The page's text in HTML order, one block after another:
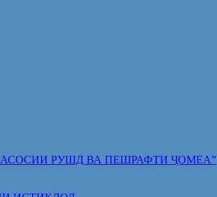
АСОСИИ РУШД ВА ПЕШРАФТИ ҶОМЕА”